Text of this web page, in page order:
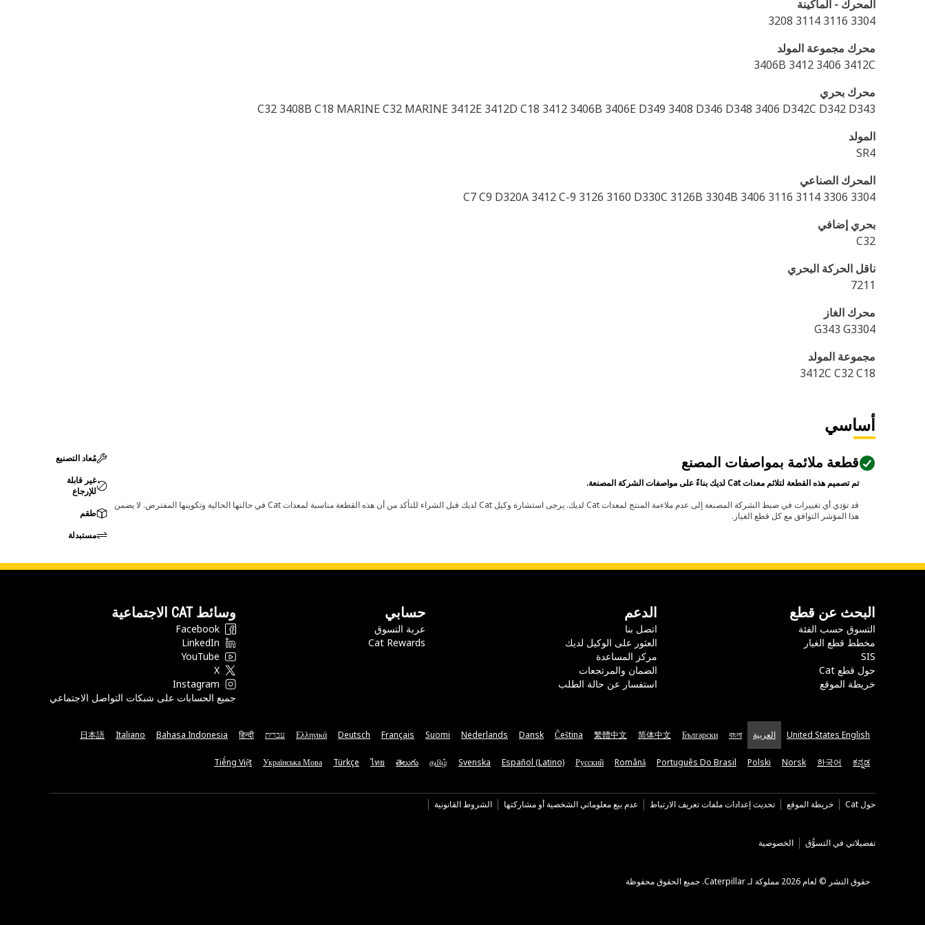
المحرك - الماكينة
3304 3116 3114 3208
محرك مجموعة المولد
3406B 3412 3406 3412C
محرك بحري
C32 3408B C18 MARINE C32 MARINE 3412E 3412D C18 3412 3406B 3406E D349 3408 D346 D348 3406 D342C D342 D343
المولد
SR4
المحرك الصناعي
3304 3306 C7 C9 D320A 3412 C-9 3126 3160 D330C 3126B 3304B 3406 3116 3114
بحري إضافي
C32
ناقل الحركة البحري‬
7211
محرك الغاز
G343 G3304
مجموعة المولد
3412C C32 C18
أساسي
قطعة ملائمة بمواصفات المصنع
تم تصميم هذه القطعة لتلائم معدات Cat لديك بناءً على مواصفات الشركة المصنعة.
قد تؤدي أي تغييرات في ضبط الشركة المصنعة إلى عدم ملاءمة المنتج لمعدات Cat لديك. يرجى استشارة وكيل Cat لديك قبل الشراء للتأكد من أن هذه القطعة مناسبة لمعدات Cat في حالتها الحالية وتكوينها المفترض. لا يضمن
هذا المؤشر التوافق مع كل قطع الغيار.
مُعاد التصنيع
غير قابلة
للإرجاع
طقم
مستبدلة
البحث عن قطع
التسوق حسب الفئة
مخطط قطع الغيار
SIS
حول قطع Cat
خريطة الموقع
الدعم
اتصل بنا
العثور على الوكيل لديك
مركز المساعدة
الضمان والمرتجعات
استفسار عن حالة الطلب
حسابي
عربة التسوق
Cat Rewards
وسائط CAT الاجتماعية
Facebook
LinkedIn
YouTube
X
Instagram
جميع الحسابات على شبكات التواصل الاجتماعي
United States English العربية বাংলা
Български
简体中文
繁體中文
Čeština
Dansk
Nederlands
Suomi
Français
Deutsch
Ελληνικά עברית हिन्दी
Bahasa Indonesia
Italiano
日本語
ಕನ್ನಡ
한국어
Norsk
Polski
Português Do Brasil
Română
Русский
Español (Latino)
Svenska
தமிழ்
తెలుగు
ไทย
Türkçe
Українська Мова
Tiếng Việt
حول Cat خريطة الموقع تحديث إعدادات ملفات تعريف الارتباط عدم بيع معلوماتي الشخصية أو مشاركتها الشروط القانونية
تفضيلاتي في التسوُّق الخصوصية
حقوق النشر © لعام 2026 مملوكة لـ Caterpillar. جميع الحقوق محفوظة